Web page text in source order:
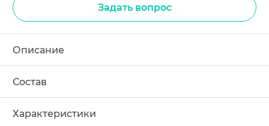
Задать вопрос
Описание
Состав
Характеристики